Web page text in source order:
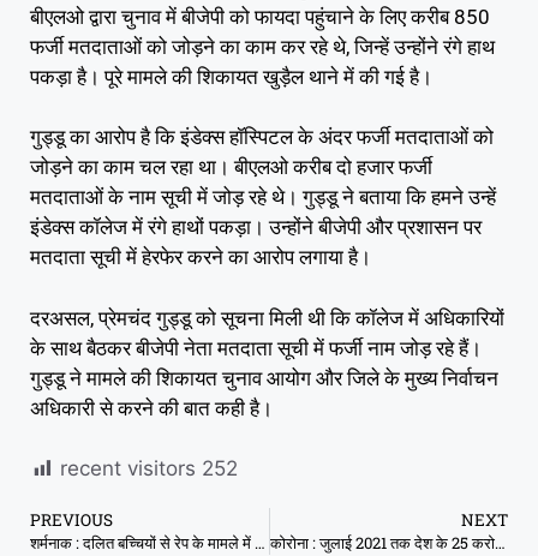
बीएलओ द्वारा चुनाव में बीजेपी को फायदा पहुंचाने के लिए करीब 850
फर्जी मतदाताओं को जोड़ने का काम कर रहे थे, जिन्हें उन्होंने रंगे हाथ
पकड़ा है। पूरे मामले की शिकायत खुड़ैल थाने में की गई है।
गुड्डू का आरोप है कि इंडेक्स हॉस्पिटल के अंदर फर्जी मतदाताओं को
जोड़ने का काम चल रहा था। बीएलओ करीब दो हजार फर्जी
मतदाताओं के नाम सूची में जोड़ रहे थे। गुड्डू ने बताया कि हमने उन्हें
इंडेक्स कॉलेज में रंगे हाथों पकड़ा। उन्होंने बीजेपी और प्रशासन पर
मतदाता सूची में हेरफेर करने का आरोप लगाया है।
दरअसल, प्रेमचंद गुड्डू को सूचना मिली थी कि कॉलेज में अधिकारियों
के साथ बैठकर बीजेपी नेता मतदाता सूची में फर्जी नाम जोड़ रहे हैं।
गुड्डू ने मामले की शिकायत चुनाव आयोग और जिले के मुख्य निर्वाचन
अधिकारी से करने की बात कही है।
recent visitors 252
PREVIOUS
शर्मनाक : दलित बच्चियों से रेप के मामले में देश में मध्य प्रदेश नंबर-1, छेड़छाड़ भी सबसे ज्यादा
NEXT
कोरोना : जुलाई 2021 तक देश के 25 करोड़ लोगों तक पहुंचेगी वैक्सीन, 40 से 50 करोड़ डोज बनाने पर फोकस